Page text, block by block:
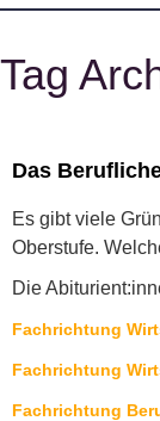
Tag
Das
Es gibt viele
Oberstufe.
Die
Fachrichtung
Fachrichtung
Fachrichtung